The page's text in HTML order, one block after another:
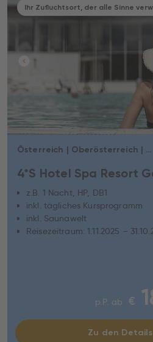
Ihr Zufluchtsort, der alle Sinne
Österreich | Oberösterreich | Geinberg
4*S Hotel Spa Resort
z.B. 1 Nacht, HP, DB1
inkl. tägliches Kursprogramm
inkl. Saunawelt
Reisezeitraum: 1.11.2025 –
p.P. ab €
Zu den Details